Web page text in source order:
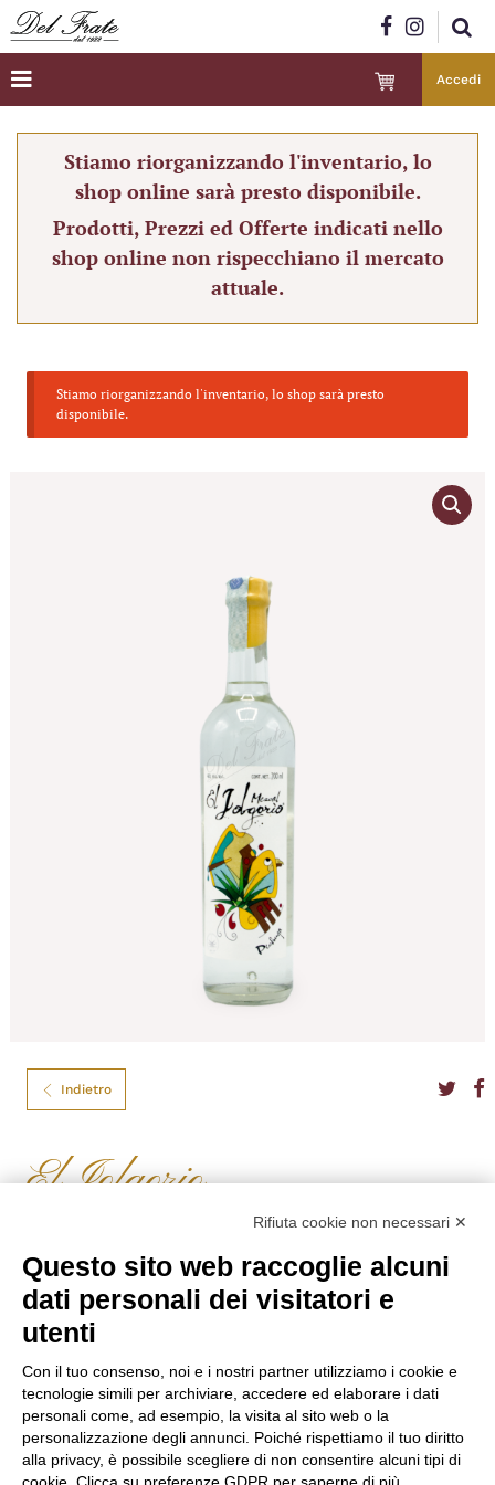
Accedi
Stiamo riorganizzando l'inventario, lo
shop online sarà presto disponibile.
Prodotti, Prezzi ed Offerte indicati nello
shop online non rispecchiano il mercato
attuale.
Stiamo riorganizzando l'inventario, lo shop sarà presto
disponibile.
Indietro
El Jolgorio
MEZCAL EL JOLGORIO PECHUGA 47° CL.70
viene lasciata fermentare insieme a frutta e al petto di Guajolote, in onore
del “Giorno della Virgin of Los Remedios”. Ha un gusto un pò selvatico,
ma rimane sempre gradevole e leggero, tanto al naso quanto al palato.
Formato
70
Tipo
Mezcal
Gradazione
47,00%
Nazione
Messico
€195,00
Rifiuta cookie non necessari ✕
Questo sito web raccoglie alcuni
dati personali dei visitatori e
utenti
Con il tuo consenso, noi e i nostri partner utilizziamo i cookie e
tecnologie simili per archiviare, accedere ed elaborare i dati
personali come, ad esempio, la visita al sito web o la
personalizzazione degli annunci. Poiché rispettiamo il tuo diritto
alla privacy, è possibile scegliere di non consentire alcuni tipi di